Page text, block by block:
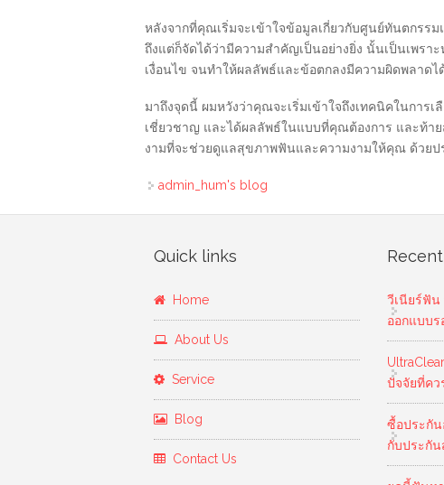
หลังจากที่คุณเริ่มจะเข้าใจข้อมูลเกี่ยวกับศูนย์ทันตกร
ถึงแต่ก็จัดได้ว่ามีความสำคัญเป็นอย่างยิ่ง นั้นเป็นเพรา
เงื่อนไข จนทำให้ผลลัพธ์และข้อตกลงมีความผิดพลาด
มาถึงจุดนี้ ผมหวังว่าคุณจะเริ่มเข้าใจถึงเทคนิคในกา
เชี่ยวชาญ และได้ผลลัพธ์ในแบบที่คุณต้องการ และท้า
งามที่จะช่วยดูแลสุขภาพฟันและความงามให้คุณ ด้วย
admin_hum's blog
Quick links
Home
About Us
Service
Blog
Contact Us
วีเนียร์ฟั
ออกแบบร
ปัจจัยที่คว
ซื้อประกัน
กับประกั